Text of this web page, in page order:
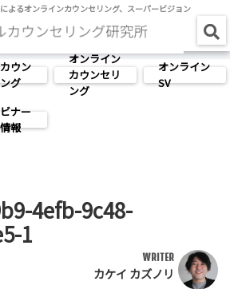
よるオンラインカウンセリング、スーパービジョン
ウン
グ
オンライン
カウンセリ
ング
オンライン
SV
ナー
報
4efb-9c48-
1
WRITER
カケイ カズノリ